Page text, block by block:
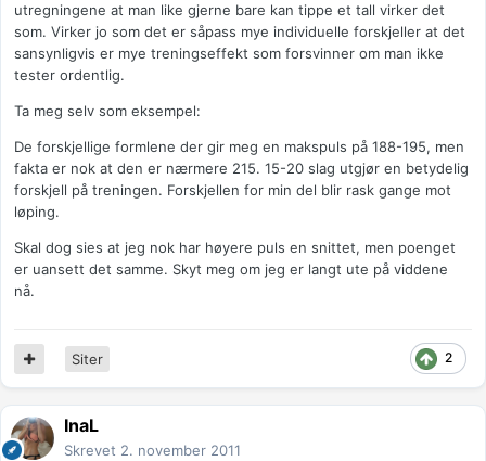
utregningene at man like gjerne bare kan tippe et tall virker det
som. Virker jo som det er såpass mye individuelle forskjeller at det
sansynligvis er mye treningseffekt som forsvinner om man ikke
tester ordentlig.
Ta meg selv som eksempel:
De forskjellige formlene der gir meg en makspuls på 188-195, men
fakta er nok at den er nærmere 215. 15-20 slag utgjør en betydelig
forskjell på treningen. Forskjellen for min del blir rask gange mot
løping.
Skal dog sies at jeg nok har høyere puls en snittet, men poenget
er uansett det samme. Skyt meg om jeg er langt ute på viddene
nå.
2
Siter
InaL
Skrevet 2. november 2011